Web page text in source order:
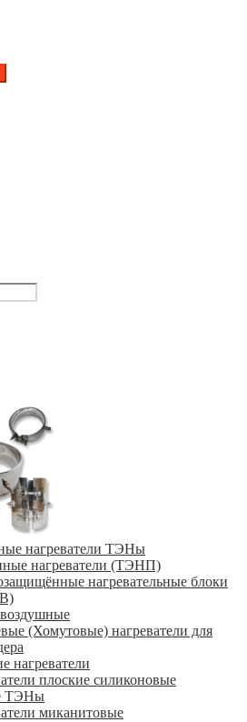
нагреватели ТЭНы
нагреватели (ТЭНП)
нагревательные блоки
(Хомутовые) нагреватели для
нагреватели
плоские силиконовые
ТЭНы
миканитовые